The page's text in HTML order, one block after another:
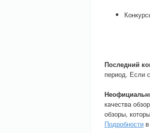
Последний
период. Если
качества
обзоры,
Подробности